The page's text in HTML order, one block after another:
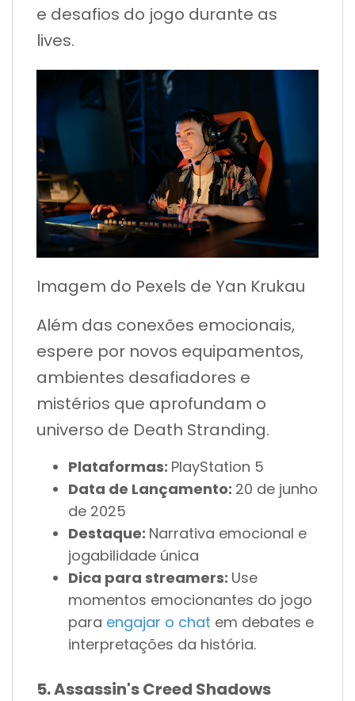
e desafios do jogo durante as
lives.
Imagem do Pexels de Yan Krukau
Além das conexões emocionais,
espere por novos equipamentos,
ambientes desafiadores e
mistérios que aprofundam o
universo de Death Stranding.
Plataformas: PlayStation 5
Data de Lançamento: 20 de junho
de 2025
Destaque: Narrativa emocional e
jogabilidade única
Dica para streamers: Use
momentos emocionantes do jogo
para engajar o chat em debates e
interpretações da história.
5. Assassin's Creed Shadows